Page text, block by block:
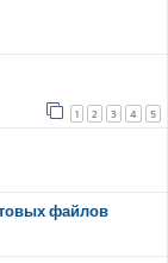
1 2 3 4 5
файлов